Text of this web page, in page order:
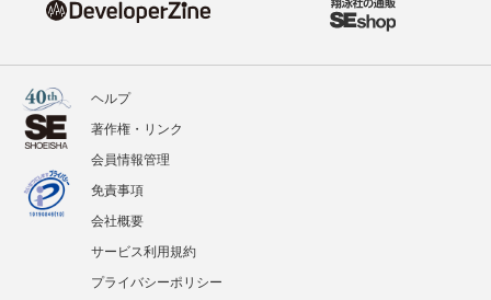
ヘルプ
著作権・リンク
会員情報管理
免責事項
会社概要
サービス利用規約
プライバシーポリシー